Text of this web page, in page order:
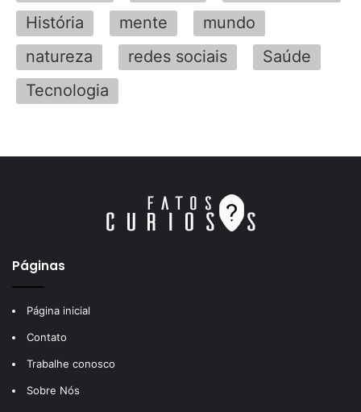
História
mente
mundo
natureza
redes sociais
Saúde
Tecnologia
Páginas
Página inicial
Contato
Trabalhe conosco
Sobre Nós